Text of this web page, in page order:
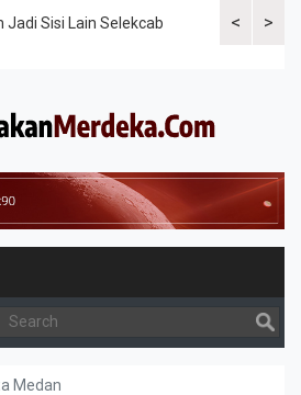
<
Sisi Lain Selekcab
>
Medan